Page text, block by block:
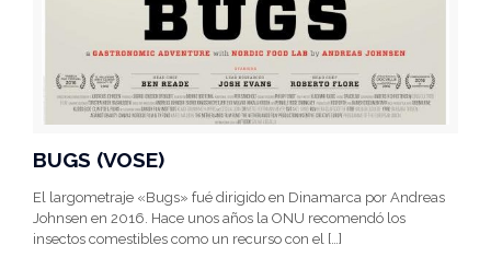
BUGS (VOSE)
El largometraje «Bugs» fué dirigido en Dinamarca por Andreas
Johnsen en 2016. Hace unos años la ONU recomendó los
insectos comestibles como un recurso con el […]